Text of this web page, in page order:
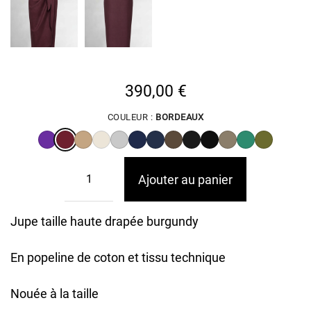
390,00 €
Jupe taille haute drapée burgundy
En popeline de coton et tissu technique
Nouée à la taille
COULEUR : BORDEAUX
Ajouter au panier